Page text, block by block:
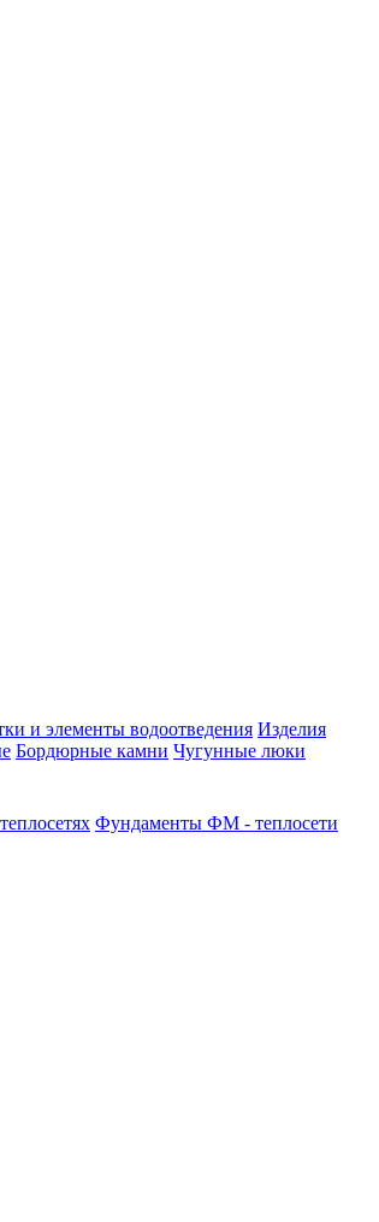
и элементы водоотведения Изделия
Бордюрные камни Чугунные люки
Фундаменты ФМ - теплосети